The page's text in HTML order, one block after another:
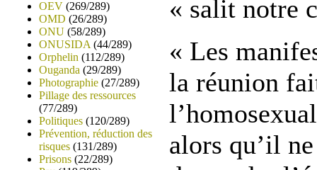
OEV (269/289)
OMD (26/289)
ONU (58/289)
ONUSIDA (44/289)
Orphelin (112/289)
Ouganda (29/289)
Photographie (27/289)
Pillage des ressources
(77/289)
Politiques (120/289)
Prévention, réduction des
risques (131/289)
Prisons (22/289)
« salit notre
« Les
la réunion
alors qu’il